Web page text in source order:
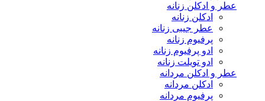
عطر و ادکلن زنانه
ادکلن زنانه
عطر جیبی زنانه
پرفیوم زنانه
ادو پرفیوم زنانه
ادو تویلت زنانه
عطر و ادکلن مردانه
ادکلن مردانه
پرفیوم مردانه